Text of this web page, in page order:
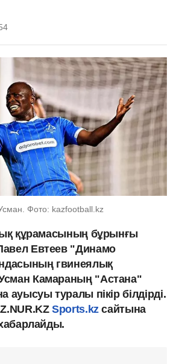
Фото: kazfootball.kz
құрамасының бұрынғы
Евтеев "Динамо
гвинеялық
Камараның "Астана"
ауысуы туралы пікір білдірді.
Sports.kzсайтына